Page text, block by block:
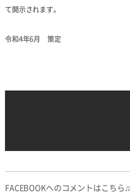
て開示されます。
令和4年6月 策定
FACEBOOKへのコメントはこちら♫